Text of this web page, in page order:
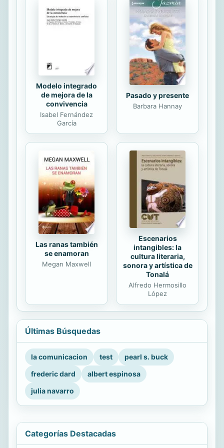
para destacar su excelencia. La
cartografía detallada le proporciona a
la guía su utilidad principal: que el
usuario arme su propia ruta
conectando unos tramos con...
Modelo integrado
de mejora de la
convivencia
Isabel Fernández
García
Pasado y presente
Barbara Hannay
Las ranas también
se enamoran
Megan Maxwell
Escenarios
intangibles: la
cultura literaria,
sonora y artística de
Tonalá
Alfredo Hermosillo
López
Últimas Búsquedas
la comunicacion test
pearl s. buck
frederic dard
albert espinosa
julia navarro
Categorías Destacadas